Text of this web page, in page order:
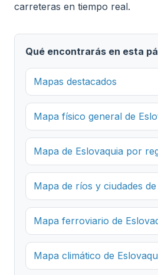
carreteras en tiempo real.
Qué encontrarás en esta
Mapas destacados
Mapa físico general de
Mapa de Eslovaquia por
Mapa de ríos y ciudades
Mapa ferroviario de
Mapa climático de